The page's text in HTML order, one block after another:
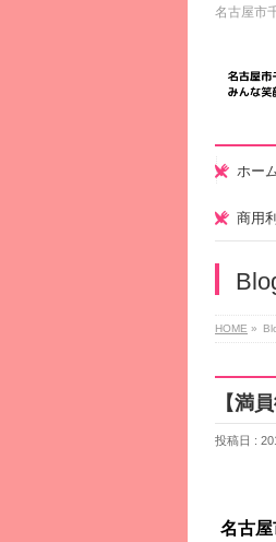
名古屋市
ホー
商用
HOME »
【満
投稿日 :
名古